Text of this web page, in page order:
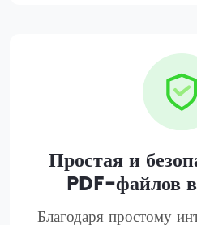
Простая и
PDF-файлов
Благодаря простому